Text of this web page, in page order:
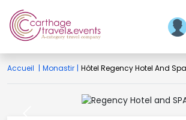
Accueil | Monastir | Hôtel Regency Hotel And